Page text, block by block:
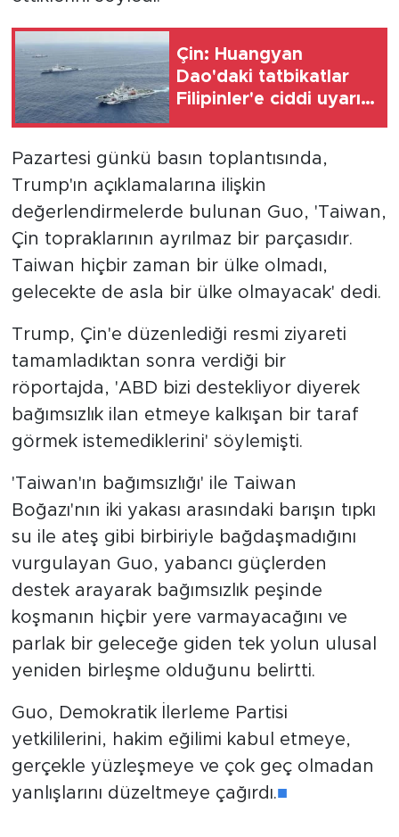
Çin: Huangyan
Dao'daki tatbikatlar
Filipinler'e ciddi uyarı
Pazartesi günkü basın toplantısında,
Trump'ın açıklamalarına ilişkin
değerlendirmelerde bulunan Guo, 'Taiwan,
Çin topraklarının ayrılmaz bir parçasıdır.
Taiwan hiçbir zaman bir ülke olmadı,
gelecekte de asla bir ülke olmayacak' dedi.
Trump, Çin'e düzenlediği resmi ziyareti
tamamladıktan sonra verdiği bir
röportajda, 'ABD bizi destekliyor diyerek
bağımsızlık ilan etmeye kalkışan bir taraf
görmek istemediklerini' söylemişti.
'Taiwan'ın bağımsızlığı' ile Taiwan
Boğazı'nın iki yakası arasındaki barışın tıpkı
su ile ateş gibi birbiriyle bağdaşmadığını
vurgulayan Guo, yabancı güçlerden
destek arayarak bağımsızlık peşinde
koşmanın hiçbir yere varmayacağını ve
parlak bir geleceğe giden tek yolun ulusal
yeniden birleşme olduğunu belirtti.
Guo, Demokratik İlerleme Partisi
yetkililerini, hakim eğilimi kabul etmeye,
gerçekle yüzleşmeye ve çok geç olmadan
yanlışlarını düzeltmeye çağırdı.■